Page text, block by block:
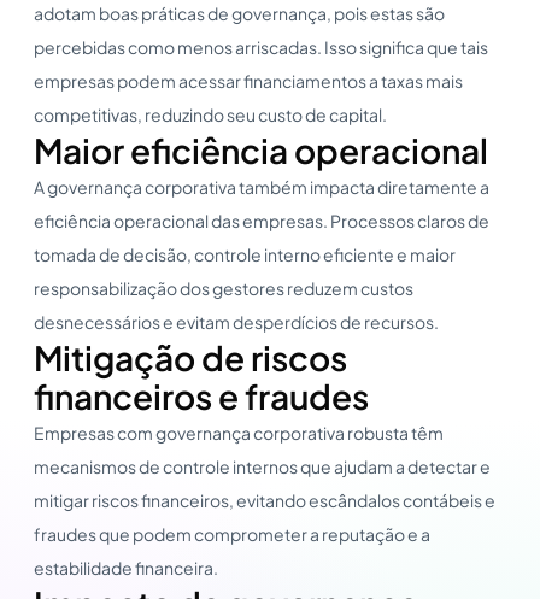
adotam boas práticas de governança, pois estas são
percebidas como menos arriscadas. Isso significa que tais
empresas podem acessar financiamentos a taxas mais
competitivas, reduzindo seu custo de capital.
Maior eficiência operacional
A governança corporativa também impacta diretamente a
eficiência operacional das empresas. Processos claros de
tomada de decisão, controle interno eficiente e maior
responsabilização dos gestores reduzem custos
desnecessários e evitam desperdícios de recursos.
Mitigação de riscos
financeiros e fraudes
Empresas com governança corporativa robusta têm
mecanismos de controle internos que ajudam a detectar e
mitigar riscos financeiros, evitando escândalos contábeis e
fraudes que podem comprometer a reputação e a
estabilidade financeira.